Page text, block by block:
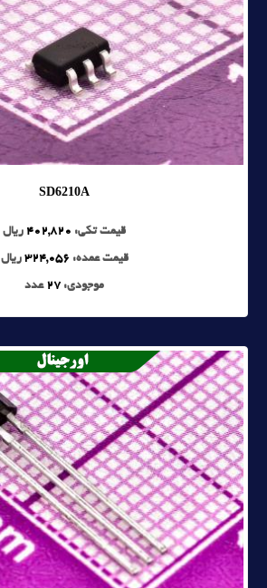
SD6210A
قیمت تکی: 402,820 ریال
قیمت عمده:324,056 ریال
موجودی: 27 عدد